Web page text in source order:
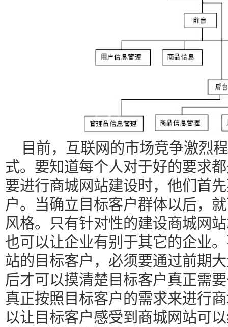
目前，互联网的市场竞争激烈
式。要知道每个人对于好的要求
要进行商城网站建设时，他们首
户。当确立目标客户群体以后，
风格。只有针对性的建设商城网
也可以让企业有别于其它的企业
站的目标客户，必须要通过前期
后才可以摸清楚目标客户真正需
真正按照目标客户的需求来进行
以让目标客户感受到商城网站可